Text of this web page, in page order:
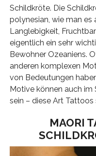
Schildkröte. Die
polynesian, wie man es
Langlebigkeit,
eigentlich ein sehr
Bewohner Ozeaniens.
anderen komplexen
von Bedeutungen
Motive können auch
sein – diese Art
MAORI